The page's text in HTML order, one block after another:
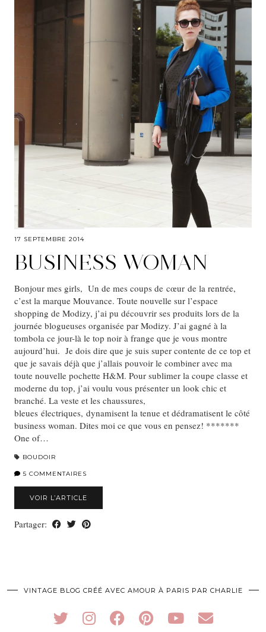
17 SEPTEMBRE 2014
BUSINESS WOMAN
Bonjour mes girls, Un de mes coups de cœur de la rentrée,
c’est la marque Mouvance. Toute nouvelle sur l’espace
shopping de Modizy, j’ai pu découvrir ses produits lors de la
journée blogueuses organisée par Modizy. J’ai gagné à la
tombola ce jour-là le top noir à frange que je vous montre
aujourd’hui. Je dois dire que je suis super contente de ce top et
que je savais déjà que j’allais pouvoir le combiner avec ma
toute nouvelle pochette H&M. Pour sublimer la coupe classe et
moderne du top, j’ai voulu vous présenter un look chic et
branché. La veste et les chaussures,
bleues électriques, dynamisent la tenue et dédramatisent le côté
business woman. Dites moi ce que vous en pensez! *******
One of…
BOUDOIR
5 COMMENTAIRES
VOIR L’ARTICLE
Partager:
VINTAGE BLOG CRÉÉ AVEC AMOUR À PARIS PAR CHARLIE